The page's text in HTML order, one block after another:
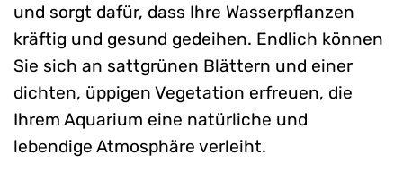
und sorgt dafür, dass Ihre Wasserpflanzen
kräftig und gesund gedeihen. Endlich können
Sie sich an sattgrünen Blättern und einer
dichten, üppigen Vegetation erfreuen, die
Ihrem Aquarium eine natürliche und
lebendige Atmosphäre verleiht.